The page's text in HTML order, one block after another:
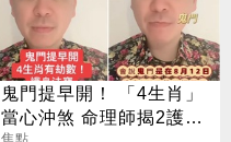
鬼門提早開！ 「4生肖」
當心沖煞 命理師揭2護身